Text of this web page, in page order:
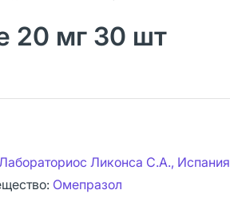
20 мг 30 шт
Ликонса С.А., Испания
Омепразол